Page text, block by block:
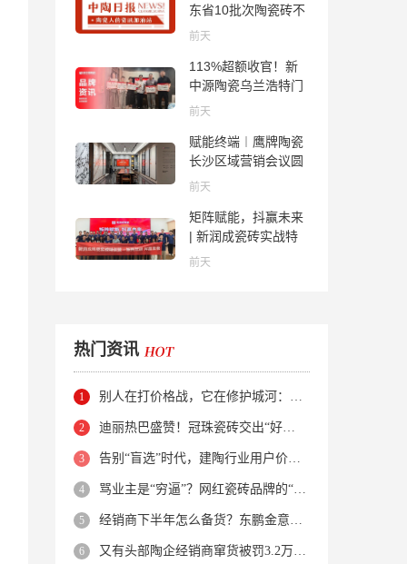
跑者企业推荐工作
东省10批次陶瓷砖不
合格；科达购买特福
过；蒙娜丽莎5千万
回购股份；建霖家居
海外产能突破18亿元
前天
113%超额收官！新
中源陶瓷乌兰浩特门
店周年活动圆满落幕
前天
赋能终端︱鹰牌陶瓷
长沙区域营销会议圆
满举行，共探渠道拓
前天
矩阵赋能，抖赢未来
| 新润成瓷砖实战特
训营成功举办，吹响
前天
热门资讯
别人在打价格战，它在修护城河：新明珠岩板的逆势密码
迪丽热巴盛赞！冠珠瓷砖交出“好房子”的标准答卷
告别“盲选”时代，建陶行业用户价值正在被改写！
骂业主是“穷逼”？网红瓷砖品牌的“真实面目”被揭开了！
经销商下半年怎么备货？东鹏金意陶马可波罗等10大品牌集体亮剑
又有头部陶企经销商窜货被罚3.2万！品牌区域保护岌岌可危？